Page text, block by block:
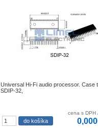
Universal Hi-Fi audio processor. Case
SDIP-32,
cena s DPH